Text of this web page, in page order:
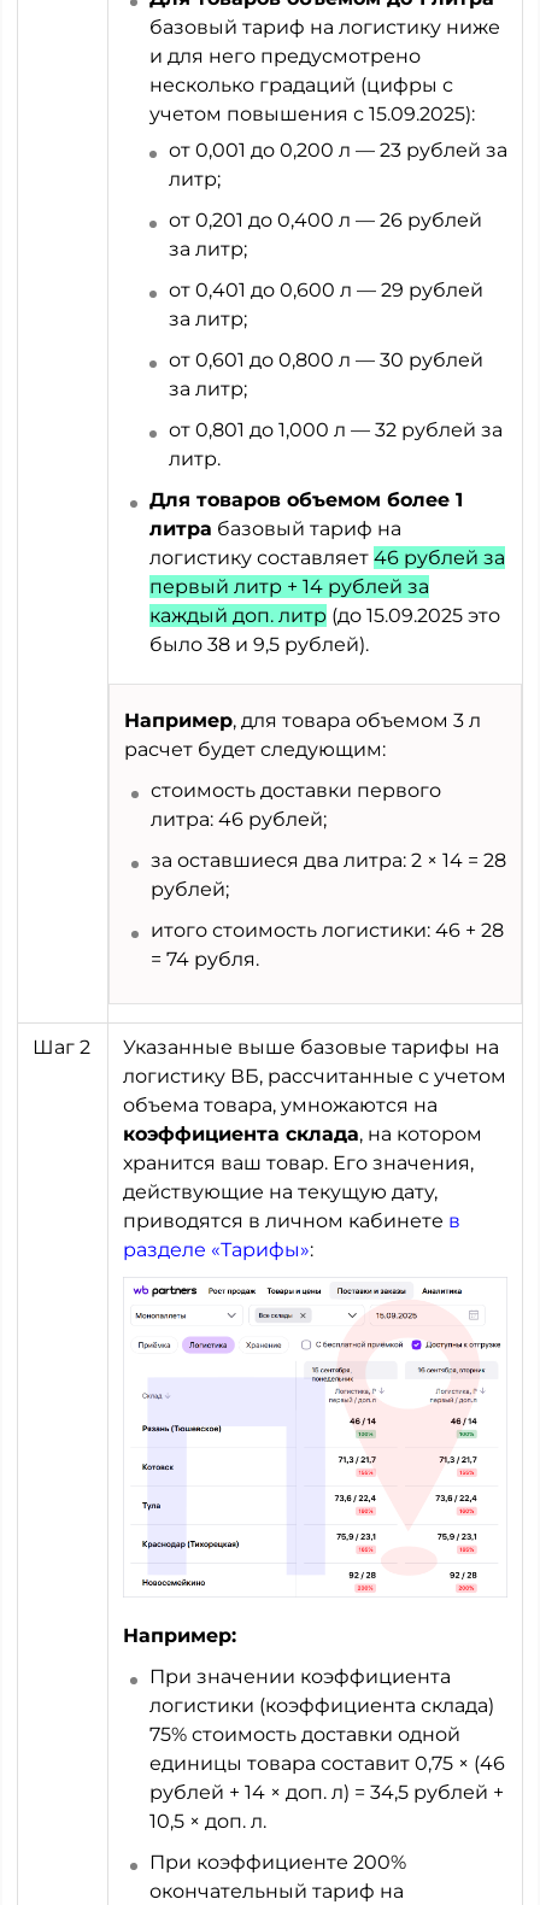
базовый тариф на логистику ниже
и для него предусмотрено
несколько градаций (цифры с
учетом повышения с 15.09.2025):
от 0,001 до 0,200 л — 23 рублей за
литр;
от 0,201 до 0,400 л — 26 рублей
за литр;
от 0,401 до 0,600 л — 29 рублей
за литр;
от 0,601 до 0,800 л — 30 рублей
за литр;
от 0,801 до 1,000 л — 32 рублей за
литр.
Для товаров объемом более 1
литра базовый тариф на
логистику составляет 46 рублей за
первый литр + 14 рублей за
каждый доп. литр (до 15.09.2025 это
было 38 и 9,5 рублей).
Например, для товара объемом 3 л
расчет будет следующим:
стоимость доставки первого
литра: 46 рублей;
за оставшиеся два литра: 2 × 14 = 28
рублей;
итого стоимость логистики: 46 + 28
= 74 рубля.
Шаг 2
Указанные выше базовые тарифы на
логистику ВБ, рассчитанные с учетом
объема товара, умножаются на
коэффициента склада, на котором
хранится ваш товар. Его значения,
действующие на текущую дату,
приводятся в личном кабинете в
разделе «Тарифы»:
Например:
При значении коэффициента
логистики (коэффициента склада)
75% стоимость доставки одной
единицы товара составит 0,75 × (46
рублей + 14 × доп. л) = 34,5 рублей +
10,5 × доп. л.
При коэффициенте 200%
окончательный тариф на